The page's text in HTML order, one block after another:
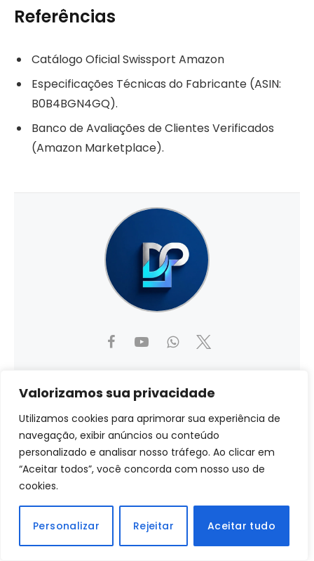
Valorizamos sua privacidade
Utilizamos cookies para aprimorar sua experiência de
navegação, exibir anúncios ou conteúdo
personalizado e analisar nosso tráfego. Ao clicar em
“Aceitar todos”, você concorda com nosso uso de
cookies.
Personalizar Rejeitar Aceitar tudo
Referências
Catálogo Oficial Swissport Amazon
Especificações Técnicas do Fabricante (ASIN:
B0B4BGN4GQ).
Banco de Avaliações de Clientes Verificados
(Amazon Marketplace).
Douglas P
Douglas explora produtos, sites e compras online
para descobrir o que realmente funciona (e o que...
não funciona). Sem exageros, sem parcialidade —
apenas análises honestas, avaliações reais e um
toque de verdade para ajudar você a comprar de